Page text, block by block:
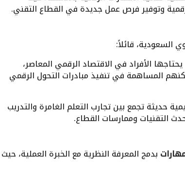
وتوفير فرص عمل جديدة في القطاع التقني.
السعودية، قائلاً:
الأفراد في الاقتصاد الرقمي المعاصر،
المساهمة في تنفيذ مبادرات التحول الرقمي
حديثة تجمع بين تجارب التعلم الغامرة والتدريب
التقنيات وممارسات القطاع.
بدمج المعرفة النظرية مع الخبرة العملية، حيث